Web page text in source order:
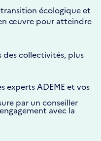
écologique et
œuvre pour atteindre
des collectivités, plus
experts ADEME et vos
par un conseiller
avec la